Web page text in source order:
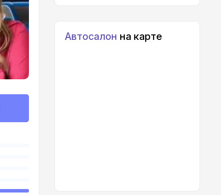
Автосалон на карте